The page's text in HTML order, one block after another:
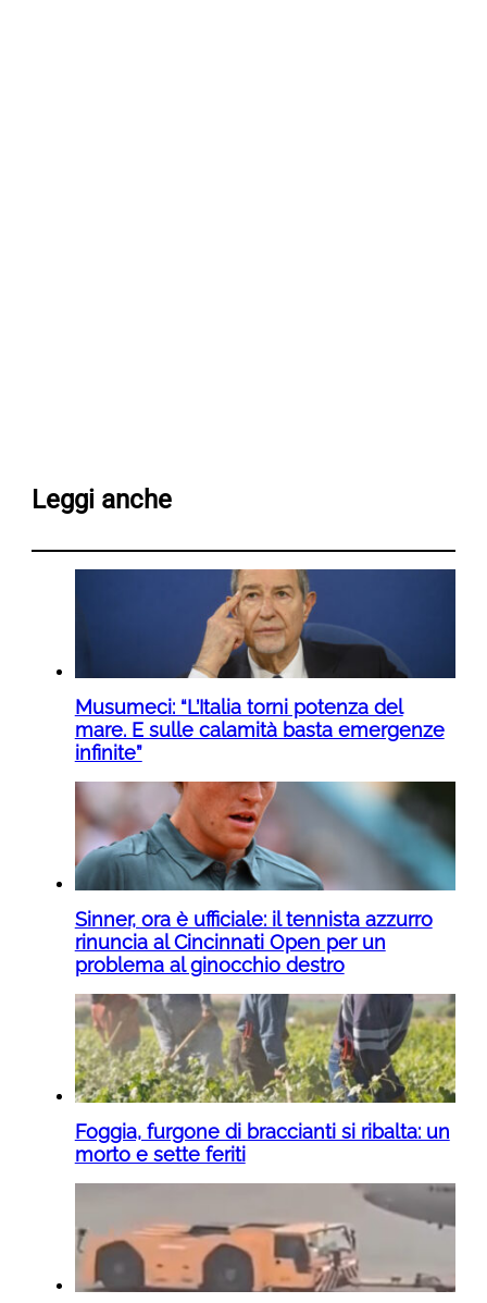
Leggi anche
Musumeci: “L’Italia torni potenza del
mare. E sulle calamità basta emergenze
infinite”
Sinner, ora è ufficiale: il tennista azzurro
rinuncia al Cincinnati Open per un
problema al ginocchio destro
Foggia, furgone di braccianti si ribalta: un
morto e sette feriti